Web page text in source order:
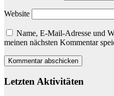
Website
Name, E-Mail-Adresse und
meinen nächsten Kommentar
Letzten Aktivitäten